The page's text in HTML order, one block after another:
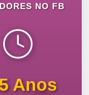
NO FB
Anos